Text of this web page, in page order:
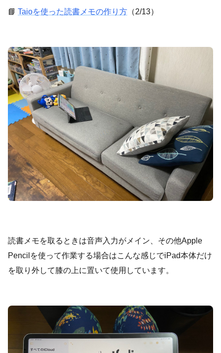
📘 Taioを使った読書メモの作り方 （2/13）
読書メモを取るときは音声入力がメイン、その他Apple
Pencilを使って作業する場合はこんな感じでiPad本体だけ
を取り外して膝の上に置いて使用しています。